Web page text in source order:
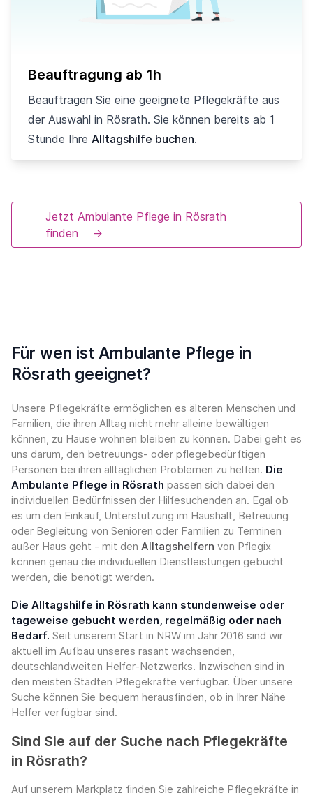
Beauftragung ab 1h
Beauftragen Sie eine geeignete Pflegekräfte aus
der Auswahl in Rösrath. Sie können bereits ab 1
Stunde Ihre Alltagshilfe buchen.
Jetzt Ambulante Pflege in Rösrath
finden
→
Für wen ist Ambulante Pflege in
Rösrath geeignet?
Unsere Pflegekräfte ermöglichen es älteren Menschen und
Familien, die ihren Alltag nicht mehr alleine bewältigen
können, zu Hause wohnen bleiben zu können. Dabei geht es
uns darum, den betreuungs- oder pflegebedürftigen
Personen bei ihren alltäglichen Problemen zu helfen. Die
Ambulante Pflege in Rösrath passen sich dabei den
individuellen Bedürfnissen der Hilfesuchenden an. Egal ob
es um den Einkauf, Unterstützung im Haushalt, Betreuung
oder Begleitung von Senioren oder Familien zu Terminen
außer Haus geht - mit den Alltagshelfern von Pflegix
können genau die individuellen Dienstleistungen gebucht
werden, die benötigt werden.
Die Alltagshilfe in Rösrath kann stundenweise oder
tageweise gebucht werden, regelmäßig oder nach
Bedarf. Seit unserem Start in NRW im Jahr 2016 sind wir
aktuell im Aufbau unseres rasant wachsenden,
deutschlandweiten Helfer-Netzwerks. Inzwischen sind in
den meisten Städten Pflegekräfte verfügbar. Über unsere
Suche können Sie bequem herausfinden, ob in Ihrer Nähe
Helfer verfügbar sind.
Sind Sie auf der Suche nach Pflegekräfte
in Rösrath?
Auf unserem Markplatz finden Sie zahlreiche Pflegekräfte in